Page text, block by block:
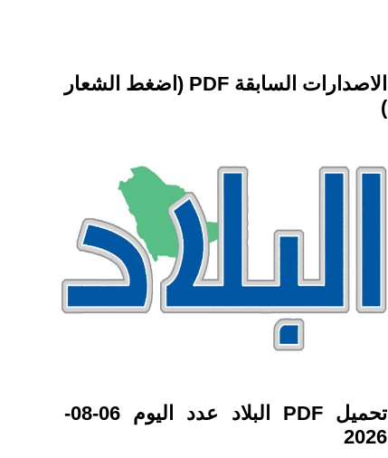
الاصدارات السابقة PDF (اضغط الشعار
)
تحميل PDF البلاد عدد اليوم 06-08-
2026